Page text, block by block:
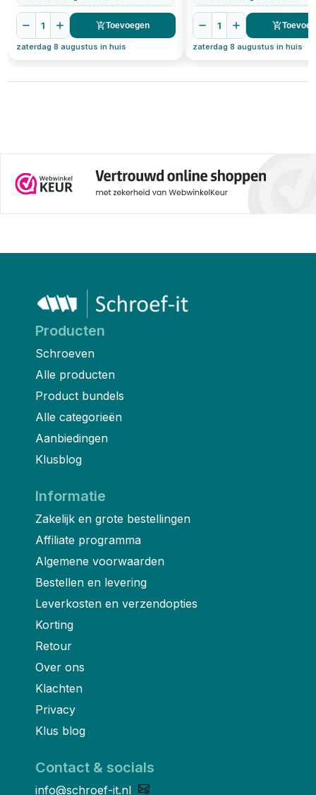
1 Toevoegen
zaterdag 8 augustus in huis
1
zaterdag 8 augustus in huis
Producten
Schroeven
Alle producten
Product bundels
Alle categorieën
Aanbiedingen
Klusblog
Informatie
Zakelijk en grote bestellingen
Affiliate programma
Algemene voorwaarden
Bestellen en levering
Leverkosten en verzendopties
Korting
Retour
Over ons
Klachten
Privacy
Klus blog
Contact & socials
info@schroef-it.nl